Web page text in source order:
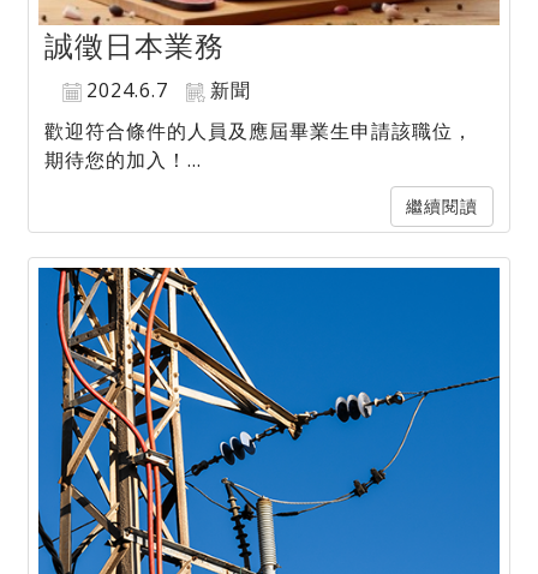
誠徵日本業務
2024.6.7
新聞
歡迎符合條件的人員及應屆畢業生申請該職位，
期待您的加入！...
繼續閱讀